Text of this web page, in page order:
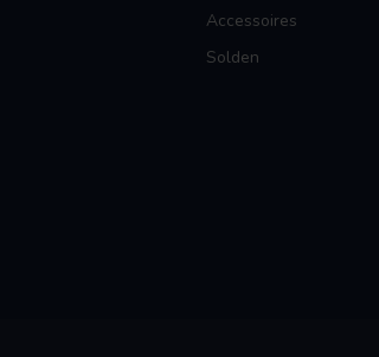
Accessoires
Solden